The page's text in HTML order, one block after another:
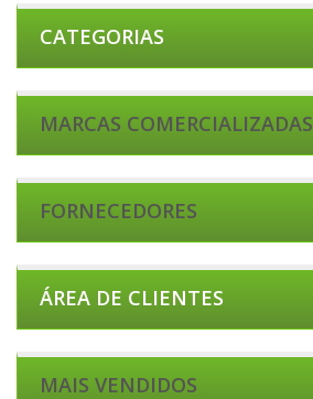
CATEGORIAS
MARCAS COMERCIALIZADAS
FORNECEDORES
ÁREA DE CLIENTES
MAIS VENDIDOS